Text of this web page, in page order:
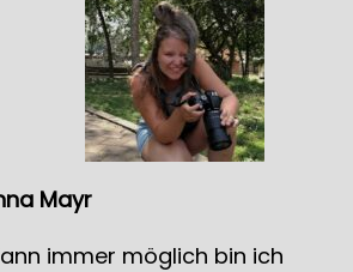
Mayr
immer möglich bin ich